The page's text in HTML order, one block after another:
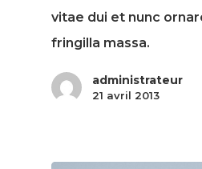
vitae dui et nunc
fringilla massa.
administrateur
21 avril 2013